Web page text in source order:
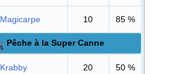
Magicarpe 10 85 %
Pêche à la Super Canne
Krabby 20 50 %